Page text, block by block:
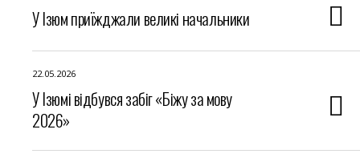
У Ізюм приїжджали великі начальники
22.05.2026
У Ізюмі відбувся забіг «Біжу за мову
2026»